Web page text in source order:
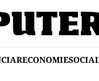
ECONOMIE